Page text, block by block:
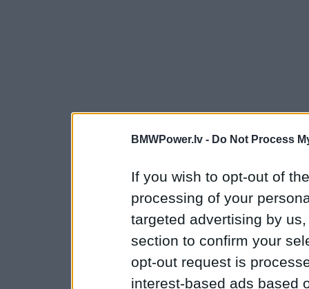
BMWPower.lv - Do Not Process
If you wish to opt-out of
processing of your
targeted advertising by
section to confirm your
opt-out request is
interest-based ads based